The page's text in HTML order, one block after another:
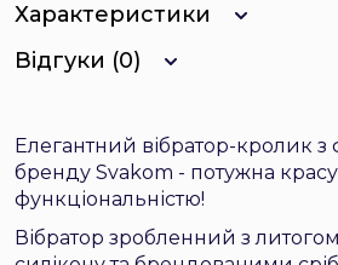
Характеристики
Відгуки (0)
Елегантний вібратор-кролик з
бренду Svakom - потужна
функціональністю!
Вібратор зробленний з